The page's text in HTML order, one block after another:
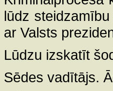
lūdz
ar Valsts
Lūdzu izskatīt
Sēdes vadītājs.